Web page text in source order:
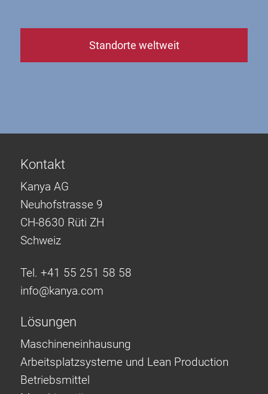
Standorte weltweit
Kontakt
Kanya AG
Neuhofstrasse 9
CH-8630 Rüti ZH
Schweiz
Tel. +41 55 251 58 58
info@kanya.com
Lösungen
Maschineneinhausung
Arbeitsplatzsysteme und Lean Production
Betriebsmittel